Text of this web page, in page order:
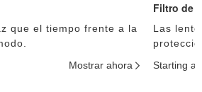
que el tiempo frente a la
Mostrar ahora
Filtro de
Las
Starting at